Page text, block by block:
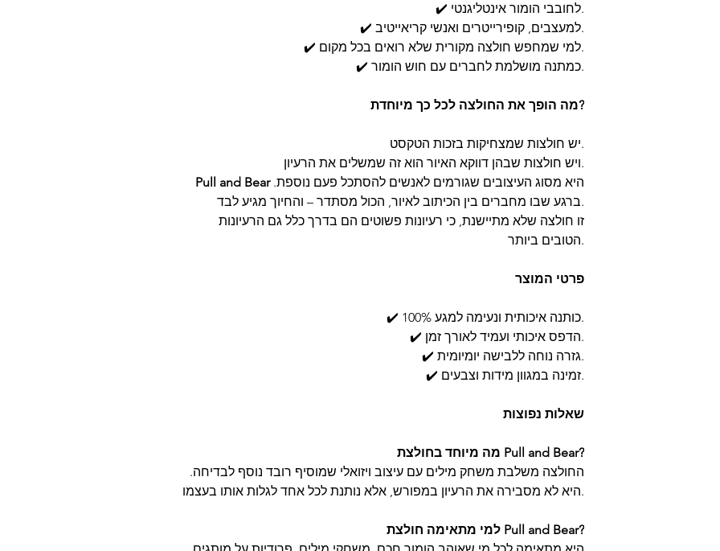
✔️ לחובבי הומור אינטליגנטי.
✔️ למעצבים, קופירייטרים ואנשי קריאייטיב.
✔️ למי שמחפש חולצה מקורית שלא רואים בכל מקום.
✔️ כמתנה מושלמת לחברים עם חוש הומור.
מה הופך את החולצה לכל כך מיוחדת?
יש חולצות שמצחיקות בזכות הטקסט.
ויש חולצות שבהן דווקא האיור הוא זה שמשלים את הרעיון.
Pull and Bearהיא מסוג העיצובים שגורמים לאנשים להסתכל פעם נוספת.
ברגע שבו מחברים בין הכיתוב לאיור, הכול מסתדר – והחיוך מגיע לבד.
זו חולצה שלא מתיישנת, כי רעיונות פשוטים הם בדרך כלל גם הרעיונות
הטובים ביותר.
פרטי המוצר
✔️ 100% כותנה איכותית ונעימה למגע.
✔️ הדפס איכותי ועמיד לאורך זמן.
✔️ גזרה נוחה ללבישה יומיומית.
✔️ זמינה במגוון מידות וצבעים.
שאלות נפוצות
מה מיוחד בחולצת Pull and Bear?
החולצה משלבת משחק מילים עם עיצוב ויזואלי שמוסיף רובד נוסף לבדיחה.
היא לא מסבירה את הרעיון במפורש, אלא נותנת לכל אחד לגלות אותו בעצמו.
למי מתאימה חולצת Pull and Bear?